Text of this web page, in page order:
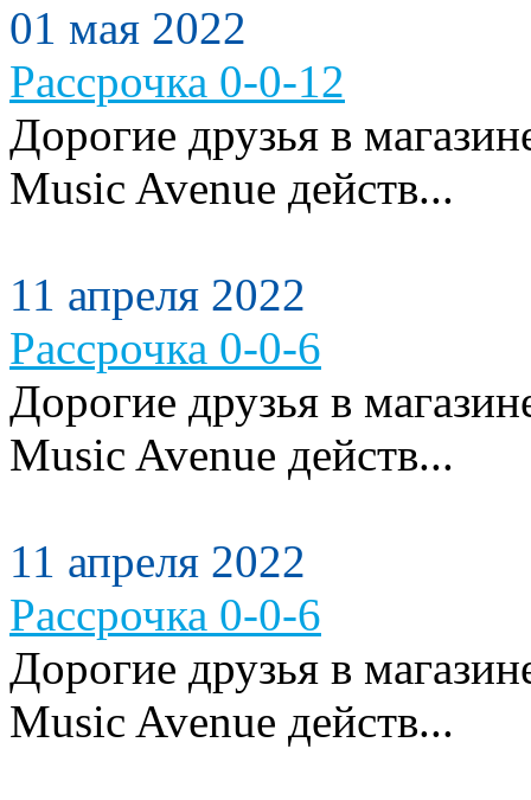
01 мая 2022
Рассрочка 0-0-12
Дорогие друзья в
Music Avenue действ...
11 апреля 2022
Рассрочка 0-0-6
Дорогие друзья в
Music Avenue действ...
11 апреля 2022
Рассрочка 0-0-6
Дорогие друзья в
Music Avenue действ...